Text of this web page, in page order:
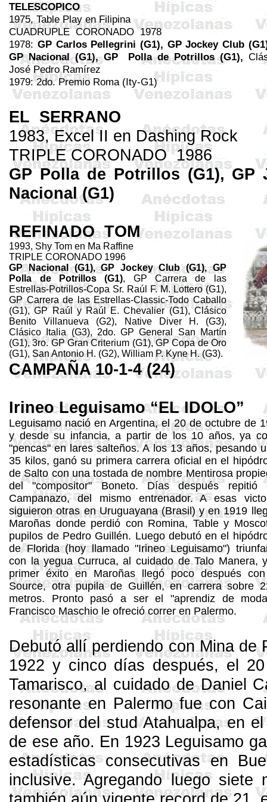
TELESCOPICO
1975,TablePlay en Filipina
CUADRUPLE CORONADO 1978
1978: GP Carlos Pellegrini (G1), GP Jockey Club
GP Nacional (G1), GP
Polla de Potrillos (G1),
José Pedro Ramírez
1979: 2do. Premio Roma (Ity-G1)
EL SERRANO
1983, Excel II en Dashing Rock
TRIPLE CORONADO 1986
GP Polla de Potrillos (G1), GP
Nacional (G1)
REFINADO TOM
1993, Shy Tom en Ma Raffine
TRIPLE CORONADO 1996
GP Nacional (G1), GP Jockey Club (G1), GP
Polla de Potrillos (G1), GP Carrera de las
Estrellas-Potrillos-Copa Sr. Raúl F. M.Lottero(G1),
GP Carrera de las Estrellas-Classic-Todo Caballo
(G1), GP Raúl y Raúl E.Chevalier(G1), Clásico
Benito Villanueva (G2),
Native DiverH. (G3),
Clásico Italia (G3), 2do. GP General San Martín
(G1), 3ro. GP GranCriterium (G1), GP Copa de Oro
(G1), San Antonio H. (G2), William P.KyneH. (G3).
CAMPAÑA 10-1-4 (24)
Irineo Leguisamo“EL IDOLO”
Leguisamonació en Argentina, el 20 de octubre de
y desde su infancia, a partir de los 10 años, ya
"pencas" enlares salteños. A los 13 años, pesando
35 kilos, ganó su primera carrera oficial en el
de Salto con una tostada de nombre Mentirosa
del "compositor"Boneto. Días después repitió
Campanazo, del mismo entrenador. A esas
siguieron otras enUruguayana(Brasil) y en 1919
Maroñas donde perdió con Romina, Tabley
pupilos de Pedro Guillén. Luego debutó en el
de Florida (hoy llamado "Irineo Leguisamo")
con la yegua Curruca, al cuidado de Talo Manera,
primer éxito en Maroñas llegó poco después
Source, otra pupila de Guillén, en carrera sobre
metros. Pronto pasó a ser el "aprendiz de
Francisco Maschio le ofreció correr en Palermo.
Debutó allí perdiendo con Mina de
1922 y cinco días después, el
Tamarisco, al cuidado de Daniel
resonante en Palermo fue con
defensor delstudAtahualpa, en
de ese año. En 1923 Leguisamo
estadísticas consecutivas en
inclusive. Agregando luego siete